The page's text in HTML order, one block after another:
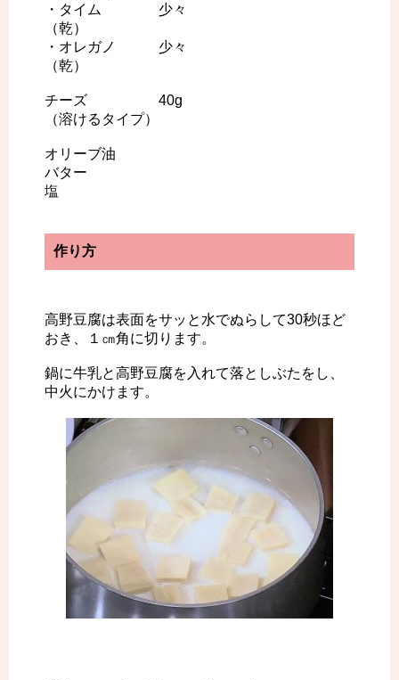
・タイム 少々
（乾）
・オレガノ 少々
（乾）
チーズ 40g
（溶けるタイプ）
オリーブ油
バター
塩
作り方
高野豆腐は表面をサッと水でぬらして30秒ほど
おき、１㎝角に切ります。
鍋に牛乳と高野豆腐を入れて落としぶたをし、
中火にかけます。